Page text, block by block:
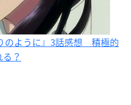
のように』3話感想 積極的
？